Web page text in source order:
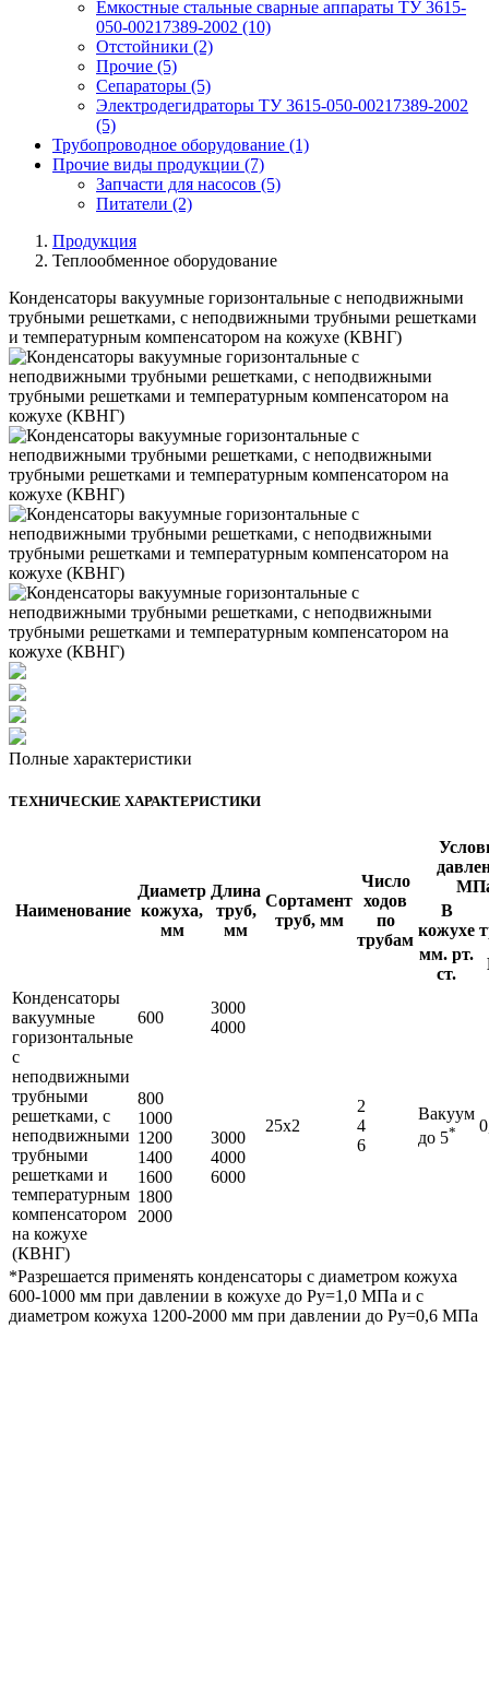
Емкостные стальные сварные аппараты ТУ 3615-
050-00217389-2002 (10)
Отстойники (2)
Прочие (5)
Сепараторы (5)
Электродегидраторы ТУ 3615-050-00217389-2002
(5)
Трубопроводное оборудование (1)
Прочие виды продукции (7)
Запчасти для насосов (5)
Питатели (2)
Продукция
Теплообменное оборудование
Конденсаторы вакуумные горизонтальные с неподвижными
трубными решетками, с неподвижными трубными решетками
и температурным компенсатором на кожухе (КВНГ)
Полные характеристики
ТЕХНИЧЕСКИЕ ХАРАКТЕРИСТИКИ
Наименование
Диаметр
кожуха,
мм
Длина
труб,
мм
Сортамент
труб, мм
Число
ходов
по
трубам
В
кожухе
мм. рт.
ст.
Конденсаторы
вакуумные
горизонтальные
с
неподвижными
трубными
решетками, с
неподвижными
трубными
решетками и
температурным
компенсатором
на кожухе
(КВНГ)
600
3000
4000
25х2
2
4
6
Вакуум
до 5*
800
1000
1200
1400
1600
1800
2000
3000
4000
6000
*Разрешается применять конденсаторы с диаметром кожуха
600-1000 мм при давлении в кожухе до Ру=1,0 МПа и с
диаметром кожуха 1200-2000 мм при давлении до Ру=0,6 МПа